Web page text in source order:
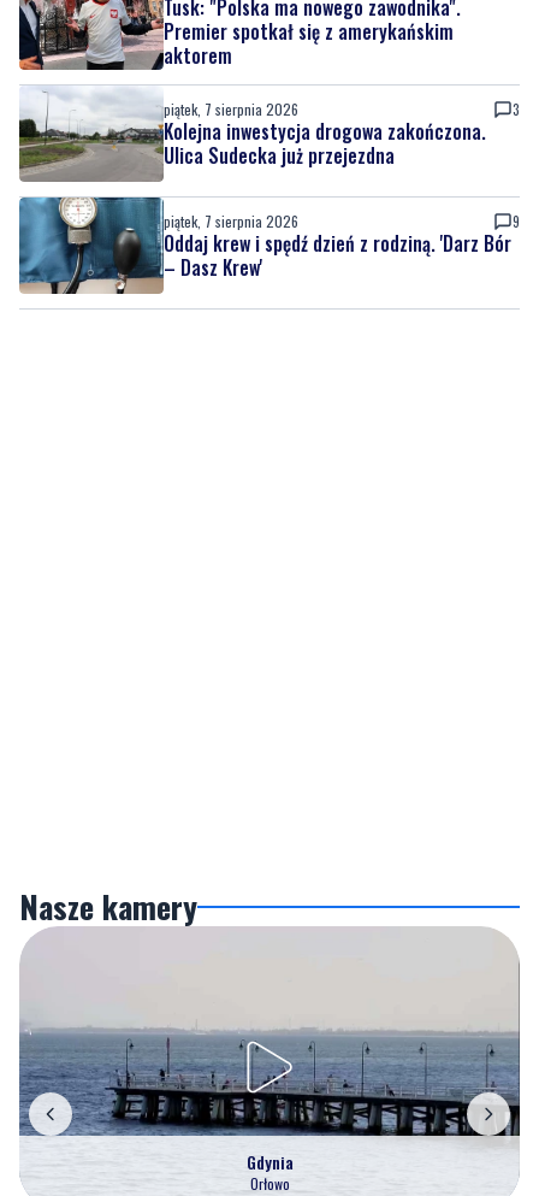
Tusk: "Polska ma nowego zawodnika".
Premier spotkał się z amerykańskim
aktorem
piątek, 7 sierpnia 2026 3
Kolejna inwestycja drogowa zakończona.
Ulica Sudecka już przejezdna
piątek, 7 sierpnia 2026 9
Oddaj krew i spędź dzień z rodziną. 'Darz Bór
– Dasz Krew'
Nasze kamery
Gdynia
Orłowo